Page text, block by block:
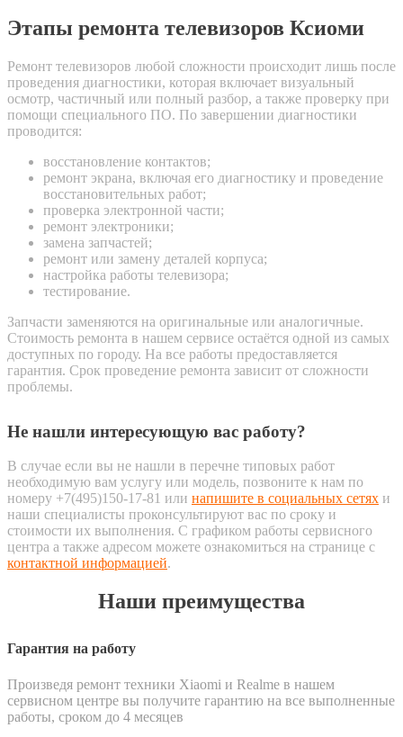
Этапы ремонта телевизоров Ксиоми
Ремонт телевизоров любой сложности происходит лишь после
проведения диагностики, которая включает визуальный
осмотр, частичный или полный разбор, а также проверку при
помощи специального ПО. По завершении диагностики
проводится:
восстановление контактов;
ремонт экрана, включая его диагностику и проведение
восстановительных работ;
проверка электронной части;
ремонт электроники;
замена запчастей;
ремонт или замену деталей корпуса;
настройка работы телевизора;
тестирование.
Запчасти заменяются на оригинальные или аналогичные.
Стоимость ремонта в нашем сервисе остаётся одной из самых
доступных по городу. На все работы предоставляется
гарантия. Срок проведение ремонта зависит от сложности
проблемы.
Не нашли интересующую вас работу?
В случае если вы не нашли в перечне типовых работ
необходимую вам услугу или модель, позвоните к нам по
номеру +7(495)150-17-81 или напишите в социальных сетях и
наши специалисты проконсультируют вас по сроку и
стоимости их выполнения. С графиком работы сервисного
центра а также адресом можете ознакомиться на странице с
контактной информацией.
Наши преимущества
Гарантия на работу
Произведя ремонт техники Xiaomi и Realme в нашем
сервисном центре вы получите гарантию на все выполненные
работы, сроком до 4 месяцев